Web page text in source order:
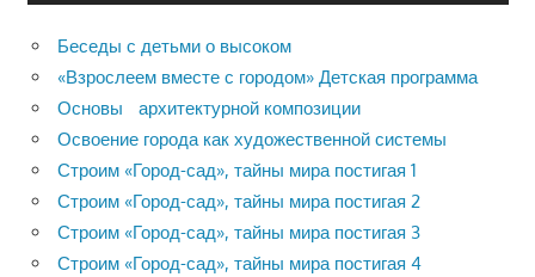
Беседы с детьми о высоком
«Взрослеем вместе с городом» Детская программа
Основы архитектурной композиции
Освоение города как художественной системы
Строим «Город-сад», тайны мира постигая 1
Строим «Город-сад», тайны мира постигая 2
Строим «Город-сад», тайны мира постигая 3
Строим «Город-сад», тайны мира постигая 4